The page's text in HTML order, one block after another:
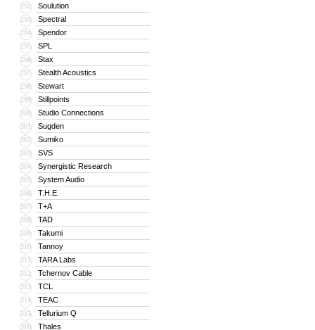
292 Soulution
293 Spectral
294 Spendor
295 SPL
296 Stax
297 Stealth Acoustics
298 Stewart
299 Stillpoints
300 Studio Connections
301 Sugden
302 Sumiko
303 SVS
304 Synergistic Research
305 System Audio
306 T.H.E.
307 T+A
308 TAD
309 Takumi
310 Tannoy
311 TARA Labs
312 Tchernov Cable
313 TCL
314 TEAC
315 Tellurium Q
316 Thales